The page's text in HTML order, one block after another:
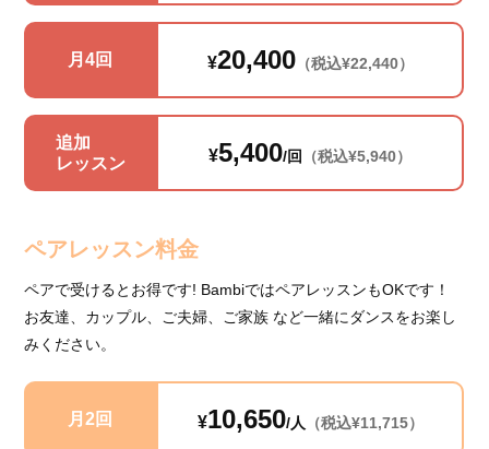
月4回 ¥20,400（税込¥22,440）
追加
レッスン
¥5,400/回 （税込¥5,940）
ペアレッスン料金
ペアで受けるとお得です! BambiではペアレッスンもOKです！
お友達、カップル、ご夫婦、ご家族 など一緒にダンスをお楽し
みください。
月2回 ¥10,650/人 （税込¥11,715）